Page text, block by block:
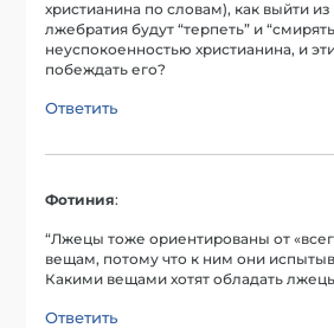
христианина по словам), как выйти
лжебратия будут “терпеть” и
неуспокоенностью христианина, и
побеждать его?
Ответить
Фотиния:
“Лжецы тоже ориентированы от
вещам, потому что к ним они
Какими вещами хотят обладать
Ответить